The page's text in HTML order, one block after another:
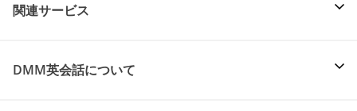
関連サービス
DMM英会話について